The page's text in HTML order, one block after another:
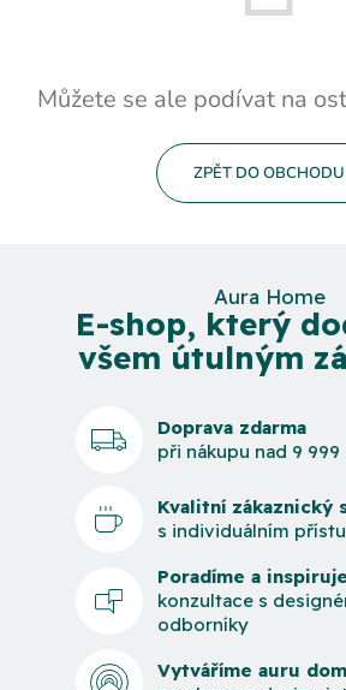
Můžete se ale podívat na
ZPĚT DO OBCHODU
Aura Home
E-shop, který
všem útulným
Doprava zdarma
při nákupu nad 9 999
Kvalitní zákaznický
s individuálním
Poradíme a
konzultace s
odborníky
Vytváříme auru